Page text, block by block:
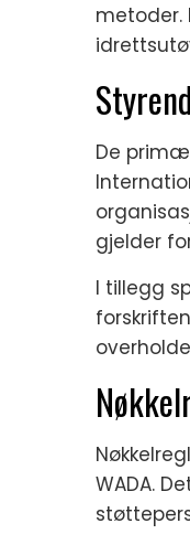
metoder.
De
gjelder
I tillegg
WADA.